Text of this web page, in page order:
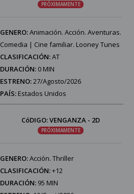
PRÓXIMAMENTE
GENERO:Animación. Acción. Aventuras.
Comedia | Cine familiar. Looney Tunes
CLASIFICACIÓN:AT
DURACIÓN: 0 MIN
ESTRENO:27/Agosto/2026
PAÍS: Estados Unidos
CóDIGO: VENGANZA - 2D
PRÓXIMAMENTE
GENERO:Acción. Thriller
CLASIFICACIÓN:+12
DURACIÓN: 95 MIN